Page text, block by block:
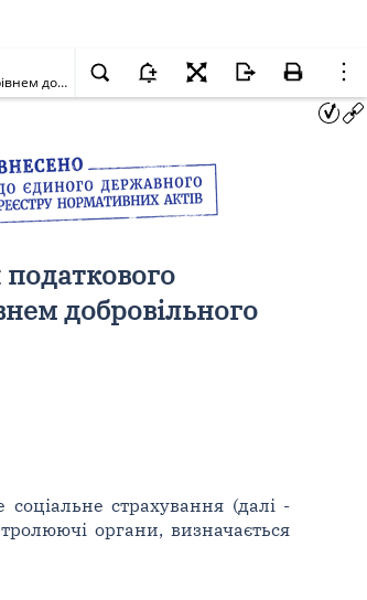
Про внесення змін до Податкового кодексу України щодо особливостей податкового адміністрування під час воєнного стану для платників податків з високим рівнем добровільного дотримання податкового законодавства